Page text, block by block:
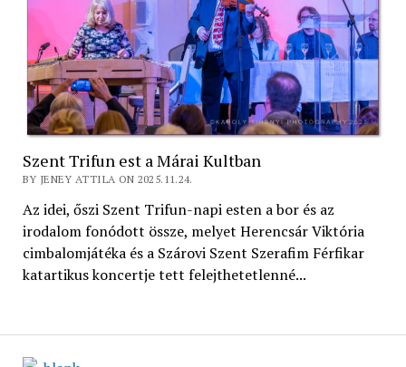
Szent Trifun est a Márai Kultban
BY JENEY ATTILA ON 2025.11.24.
Az idei, őszi Szent Trifun-napi esten a bor és az
irodalom fonódott össze, melyet Herencsár Viktória
cimbalomjátéka és a Szárovi Szent Szerafim Férfikar
katartikus koncertje tett felejthetetlenné...